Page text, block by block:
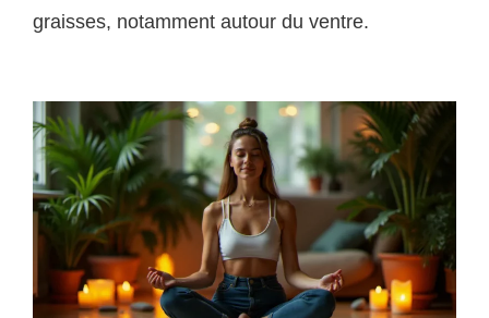
graisses, notamment autour du ventre.